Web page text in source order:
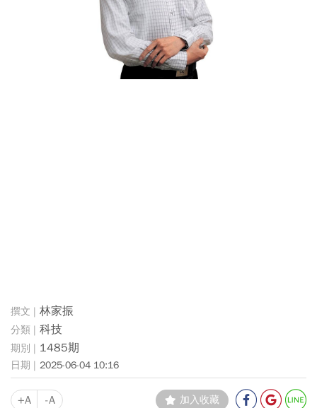
林家振
科技
1485期
2025-06-04 10:16
+A -A 加入收藏